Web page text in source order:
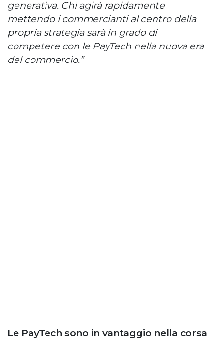
generativa. Chi agirà rapidamente
mettendo i commercianti al centro della
propria strategia sarà in grado di
competere con le PayTech nella nuova era
del commercio.”
Le PayTech sono in vantaggio nella corsa